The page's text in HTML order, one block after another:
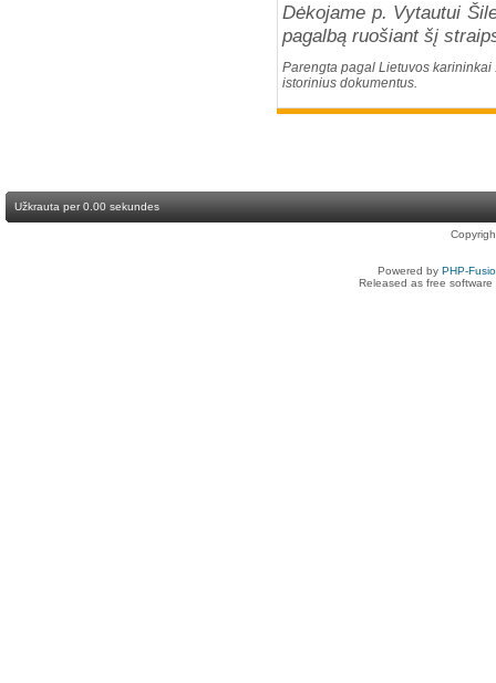
Dėkojame p. Vytautui
pagalbą ruošiant šį
Parengta pagal Lietuvos
istorinius dokumentus.
Užkrauta per 0.00 sekundes
Powered by PHP-
Released as free